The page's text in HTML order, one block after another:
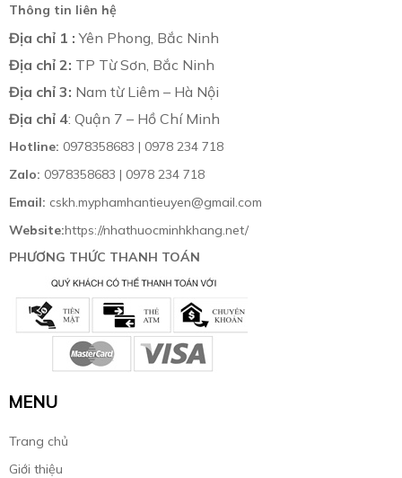
Thông tin liên hệ
Địa chỉ 1 :Yên Phong, Bắc Ninh
Địa chỉ 2: TP Từ Sơn, Bắc Ninh
Địa chỉ 3: Nam từ Liêm – Hà Nội
Địa chỉ 4: Quận 7 – Hồ Chí Minh
Hotline: 0978358683 | 0978 234 718
Zalo: 0978358683 | 0978 234 718
Email: cskh.myphamhantieuyen@gmail.com
Website:https://nhathuocminhkhang.net/
PHƯƠNG THỨC THANH TOÁN
MENU
Trang chủ
Giới thiệu